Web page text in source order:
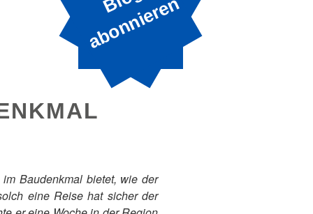
B
n
Baudenkmal bietet, wie der
eine Reise hat sicher der